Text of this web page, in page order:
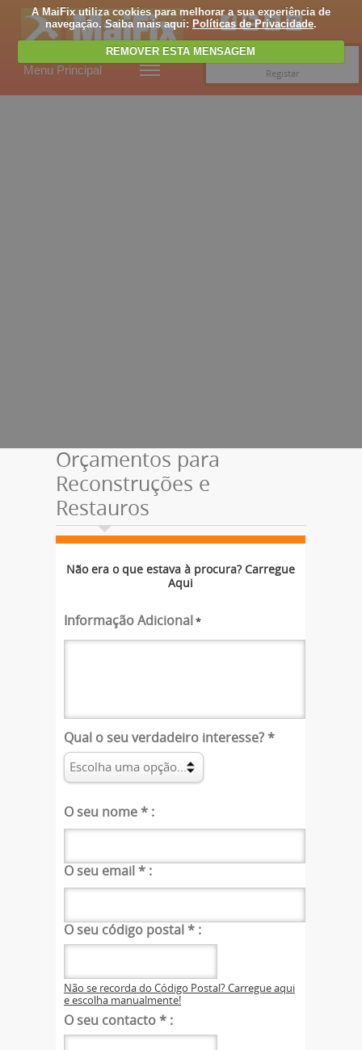
A MaiFix utiliza cookies para melhorar a sua experiência de
navegação. Saiba mais aqui: Políticas de Privacidade.
REMOVER ESTA MENSAGEM
Menu Principal
Registar
Orçamentos para
Reconstruções e
Restauros
Não era o que estava à procura? Carregue
Aqui
Informação Adicional *
Qual o seu verdadeiro interesse? *
O seu nome * :
O seu email * :
O seu código postal * :
Não se recorda do Código Postal? Carregue aqui
e escolha manualmente!
O seu contacto * :